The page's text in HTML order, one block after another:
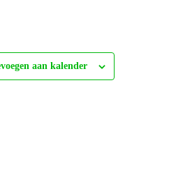
aan kalender